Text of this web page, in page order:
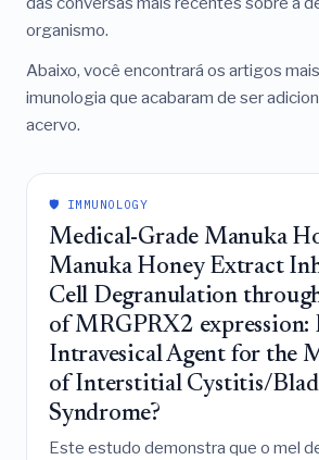
organismo.
Abaixo, você encontrará os artigos
imunologia que acabaram de ser
acervo.
🛡️ IMMUNOLOGY
Medical-Grade Manuka
Manuka Honey Extract
Cell Degranulation
of MRGPRX2 expression:
Intravesical Agent for the
of Interstitial Cystitis/
Syndrome?
Este estudo demonstra que o mel